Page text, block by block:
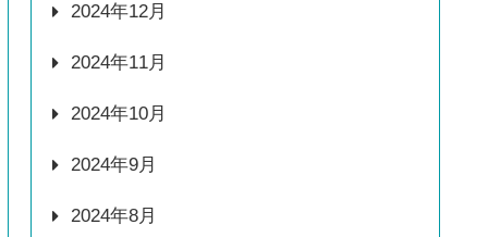
2024年12月
2024年11月
2024年10月
2024年9月
2024年8月